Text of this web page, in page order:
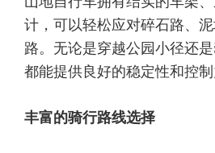
计，可以轻松应对碎石路、
路。无论是穿越公园小径还
都能提供良好的稳定性和控制
丰富的骑行路线选择